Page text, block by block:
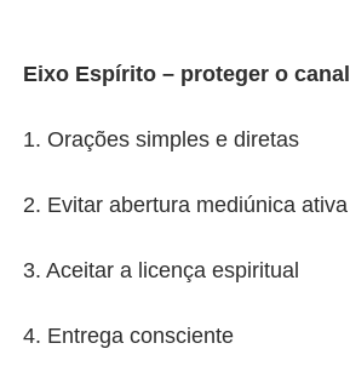
Eixo Espírito – proteger o canal
1. Orações simples e diretas
2. Evitar abertura mediúnica ativa
3. Aceitar a licença espiritual
4. Entrega consciente